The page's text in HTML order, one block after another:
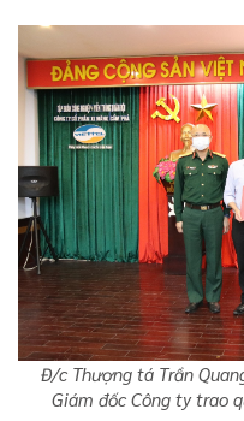
Đ/c Thượng tá Trần
Giám đốc Công ty trao